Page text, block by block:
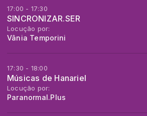
17:00 - 17:30
SINCRONIZAR.SER
Locução por:
Vânia Temporini
17:30 - 18:00
Músicas de Hanariel
Locução por:
Paranormal.Plus